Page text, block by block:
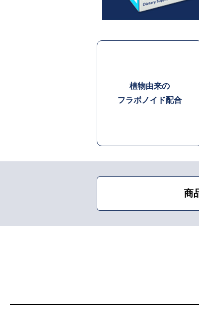
植物由来の
フラボノイド配合
商